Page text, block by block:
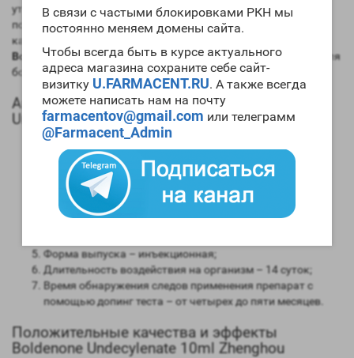
В связи с частыми блокировками РКН мы
постоянно меняем домены сайта.
Чтобы всегда быть в курсе актуального
адреса магазина сохраните себе сайт-
визитку U.FARMACENT.RU. А также всегда
можете написать нам на почту
farmacentov@gmail.com или телеграмм
@Farmacent_Admin
утверждать, что в сравнении с эфирами тестостерона вы
получите меньшие результаты на курсе болденона. Однако
качество массы при этом будет выше. Заметим, что
Boldenone Undecylenate 10ml Zhenghouвполне приемлема для
большинства билдеров.
Анаболический профиль Boldenone
Undecylenate 10ml Zhenghou
Анаболическая активность – 100 процентов в
сравнении мужским гормоном;
Андрогенная активность – 50 процентов в сравнении с
мужским гормоном;
Способность конвертироваться в женские гормоны
(ароматизация) – слабая;
Форма выпуска – инъекционная;
Длительность воздействия на организм – 14 суток;
Время обнаружения следов применения препарат с
помощью допинг теста – от четырех до пяти месяцев.
Положительные качества и эффекты
Boldenone Undecylenate 10ml Zhenghou